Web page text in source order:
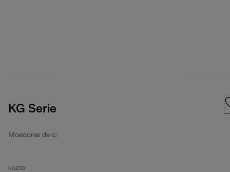
KG Series, Black
Moedores de café
KG200